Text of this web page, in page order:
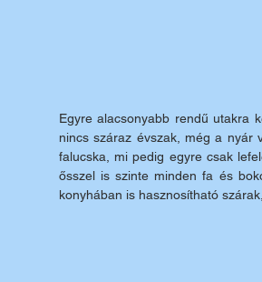
Egyre alacsonyabb rendű utakra
nincs száraz évszak, még a nyár
falucska, mi pedig egyre csak
ősszel is szinte minden fa és
konyhában is hasznosítható